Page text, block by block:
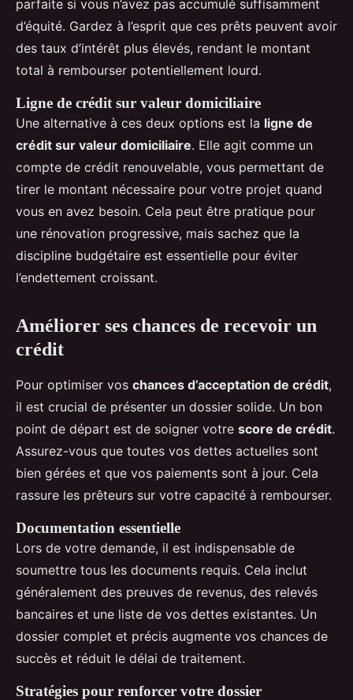
parfaite si vous n’avez pas accumulé suffisamment
d’équité. Gardez à l’esprit que ces prêts peuvent avoir
des taux d’intérêt plus élevés, rendant le montant
total à rembourser potentiellement lourd.
Ligne de crédit sur valeur domiciliaire
Une alternative à ces deux options est la ligne de
crédit sur valeur domiciliaire. Elle agit comme un
compte de crédit renouvelable, vous permettant de
tirer le montant nécessaire pour votre projet quand
vous en avez besoin. Cela peut être pratique pour
une rénovation progressive, mais sachez que la
discipline budgétaire est essentielle pour éviter
l’endettement croissant.
Améliorer ses chances de recevoir un
crédit
Pour optimiser vos chances d’acceptation de crédit,
il est crucial de présenter un dossier solide. Un bon
point de départ est de soigner votre score de crédit.
Assurez-vous que toutes vos dettes actuelles sont
bien gérées et que vos paiements sont à jour. Cela
rassure les prêteurs sur votre capacité à rembourser.
Documentation essentielle
Lors de votre demande, il est indispensable de
soumettre tous les documents requis. Cela inclut
généralement des preuves de revenus, des relevés
bancaires et une liste de vos dettes existantes. Un
dossier complet et précis augmente vos chances de
succès et réduit le délai de traitement.
Stratégies pour renforcer votre dossier